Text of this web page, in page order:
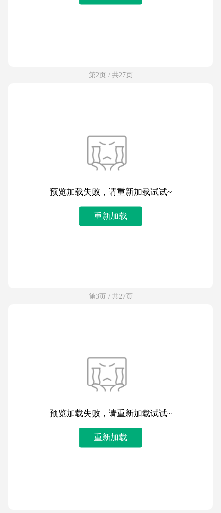
第2页 / 共27页
预览加载失败，请重新加载试试~
重新加载
第3页 / 共27页
预览加载失败，请重新加载试试~
重新加载